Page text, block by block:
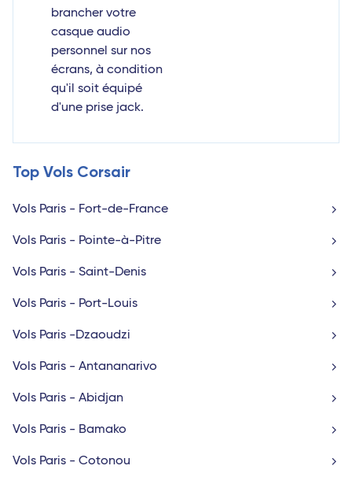
brancher votre
casque audio
personnel sur nos
écrans, à condition
qu'il soit équipé
d'une prise jack.
Top Vols Corsair
Vols Paris - Fort-de-France
Vols Paris - Pointe-à-Pitre
Vols Paris - Saint-Denis
Vols Paris - Port-Louis
Vols Paris -Dzaoudzi
Vols Paris - Antananarivo
Vols Paris - Abidjan
Vols Paris - Bamako
Vols Paris - Cotonou